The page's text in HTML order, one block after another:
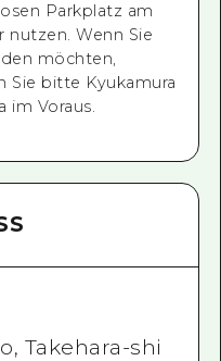
Parkplatz am
nutzen. Wenn Sie
möchten,
Sie bitte Kyukamura
im Voraus.
Takehara-shi